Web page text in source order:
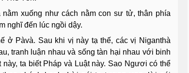
xuống như cách nằm con sư tử, thân phía
nghĩ đến lúc ngồi dậy.
ở Pàvà. Sau khi vị này tạ thế, các vị Niganthà
tranh luận nhau và sống tàn hại nhau với binh
ta biết Pháp và Luật này. Sao Ngươi có thể